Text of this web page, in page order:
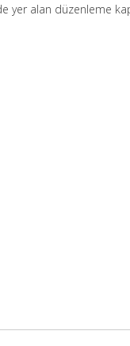
yer alan düzenleme